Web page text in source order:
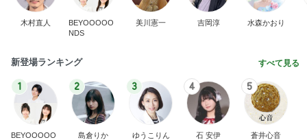
木村直人
BEYOOOOO
NDS
美川憲一 吉岡淳 水森かおり
新登場ランキング すべて見る
1
BEYOOOOO
2
島倉りか
3
ゆうこりん
4
石 安伊
5
蒼井心音